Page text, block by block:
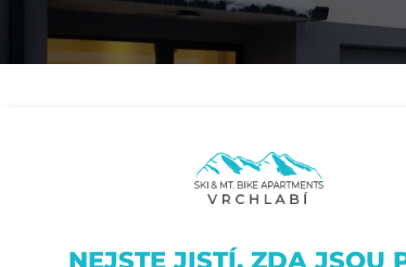
NEJSTE JISTÍ, ZDA JSOU